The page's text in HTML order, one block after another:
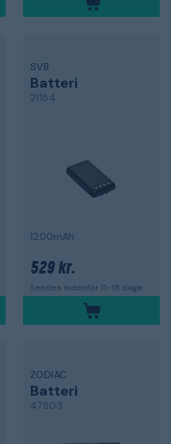
SVB
Batteri
21184
1200mAh
529 kr.
Sendes indenfor 11-18 dage
ZODIAC
Batteri
47803